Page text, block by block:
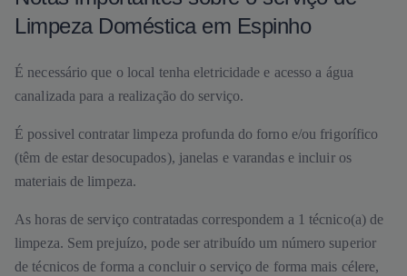
Limpeza Doméstica em Espinho
É necessário que o local tenha eletricidade e acesso a água
canalizada para a realização do serviço.
É possivel contratar limpeza profunda do forno e/ou frigorífico
(têm de estar desocupados), janelas e varandas e incluir os
materiais de limpeza.
As horas de serviço contratadas correspondem a 1 técnico(a) de
limpeza. Sem prejuízo, pode ser atribuído um número superior
de técnicos de forma a concluir o serviço de forma mais célere,